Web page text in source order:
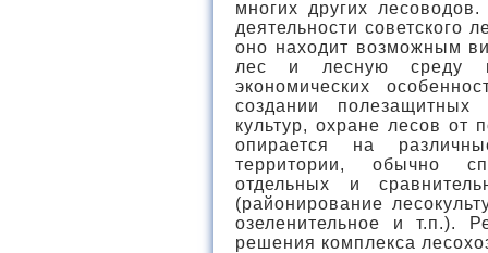
многих других
деятельности советского
оно находит возможным
лес и лесную среду
экономических
создании полезащитных
культур, охране лесов от
опирается на
территории, обычно
отдельных и
(районирование
озеленительное и т.п.).
решения комплекса